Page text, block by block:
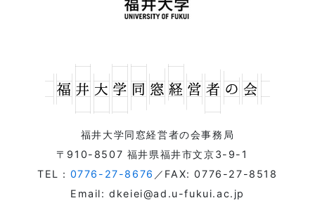
福井大学同窓経営者の会事務局
〒910-8507 福井県福井市文京3-9-1
TEL： 0776-27-8676 ／FAX: 0776-27-8518
Email: dkeiei@ad.u-fukui.ac.jp